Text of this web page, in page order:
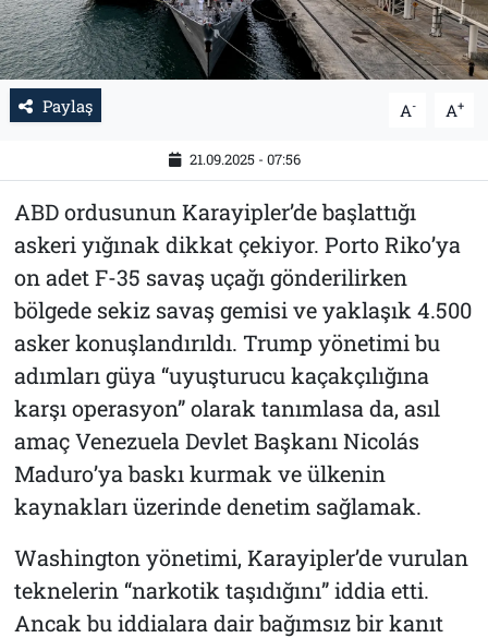
Paylaş A- A+
21.09.2025 - 07:56
ABD ordusunun Karayipler’de başlattığı
askeri yığınak dikkat çekiyor. Porto Riko’ya
on adet F-35 savaş uçağı gönderilirken
bölgede sekiz savaş gemisi ve yaklaşık 4.500
asker konuşlandırıldı. Trump yönetimi bu
adımları güya “uyuşturucu kaçakçılığına
karşı operasyon” olarak tanımlasa da, asıl
amaç Venezuela Devlet Başkanı Nicolás
Maduro’ya baskı kurmak ve ülkenin
kaynakları üzerinde denetim sağlamak.
Washington yönetimi, Karayipler’de vurulan
teknelerin “narkotik taşıdığını” iddia etti.
Ancak bu iddialara dair bağımsız bir kanıt